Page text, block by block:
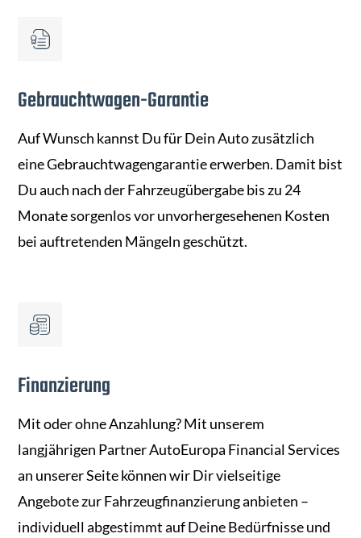
Gebrauchtwagen-Garantie
Auf Wunsch kannst Du für Dein Auto zusätzlich
eine Gebrauchtwagengarantie erwerben. Damit bist
Du auch nach der Fahrzeugübergabe bis zu 24
Monate sorgenlos vor unvorhergesehenen Kosten
bei auftretenden Mängeln geschützt.
Finanzierung
Mit oder ohne Anzahlung? Mit unserem
langjährigen Partner AutoEuropa Financial Services
an unserer Seite können wir Dir vielseitige
Angebote zur Fahrzeugfinanzierung anbieten –
individuell abgestimmt auf Deine Bedürfnisse und